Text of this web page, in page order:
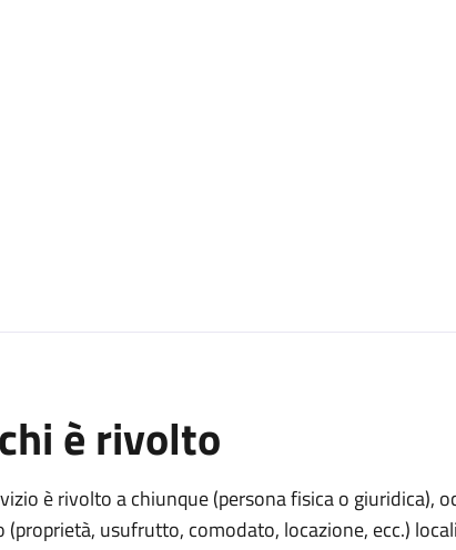
è rivolto
è rivolto a chiunque (persona fisica o giuridica),
(proprietà, usufrutto, comodato, locazione, ecc.)